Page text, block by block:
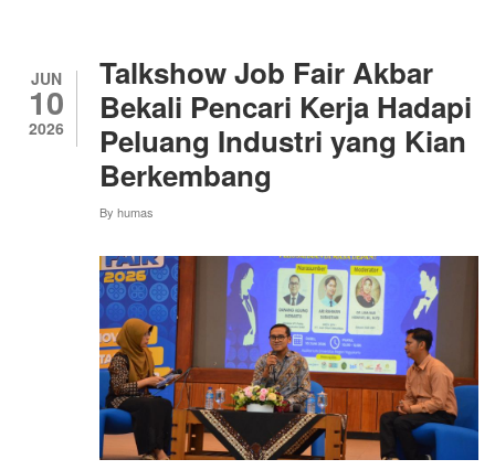
43
PERUSAHAAN
DENGAN
2.671
KEBUTUHAN
TENAGA
KERJA
JUN
10
2026
Talkshow Job Fair Akbar
Bekali Pencari Kerja Hadapi
Peluang Industri yang Kian
Berkembang
By humas